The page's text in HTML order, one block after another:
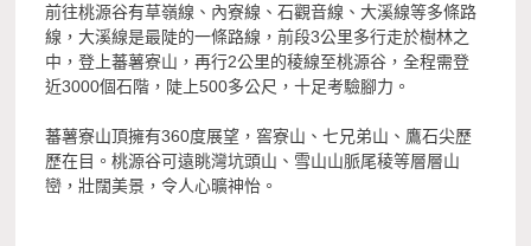
前往桃源谷有草嶺線、內寮線、石觀音線、大溪線等多條路
線，大溪線是最陡的一條路線，前段3公里多行走於樹林之
中，登上蕃薯寮山，再行2公里的稜線至桃源谷，全程需登
近3000個石階，陡上500多公尺，十足考驗腳力。
蕃薯寮山頂擁有360度展望，窖寮山、七兄弟山、鷹石尖歷
歷在目。桃源谷可遠眺灣坑頭山、雪山山脈尾稜等層層山
巒，壯闊美景，令人心曠神怡。